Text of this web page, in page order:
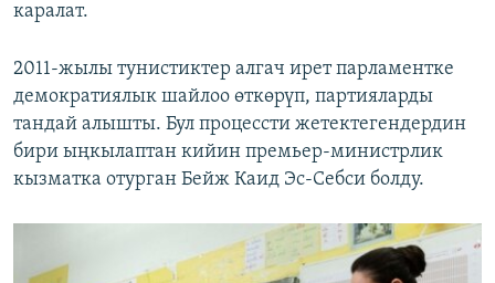
каралат.
2011-жылы тунистиктер алгач ирет парламентке
демократиялык шайлоо өткөрүп, партияларды
тандай алышты. Бул процессти жетектегендердин
бири ыңкылаптан кийин премьер-министрлик
кызматка отурган Бейж Каид Эс-Себси болду.